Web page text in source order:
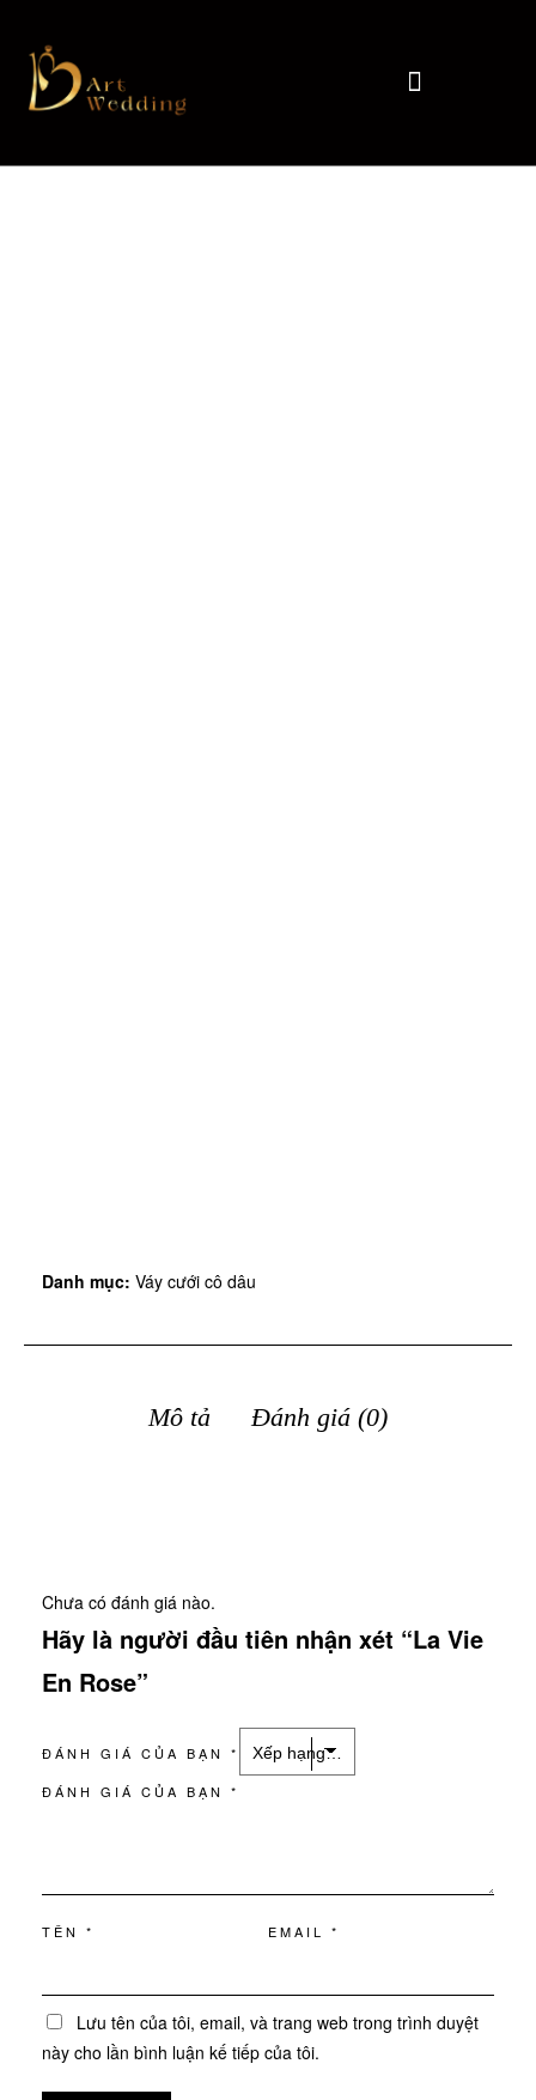
Danh mục: Váy cưới cô dâu
Mô tả Đánh giá (0)
Chưa có đánh giá nào.
Hãy là người đầu tiên nhận xét “La Vie
En Rose”
ĐÁNH GIÁ CỦA BẠN *
ĐÁNH GIÁ CỦA BẠN *
TÊN * EMAIL *
Lưu tên của tôi, email, và trang web trong trình duyệt
này cho lần bình luận kế tiếp của tôi.